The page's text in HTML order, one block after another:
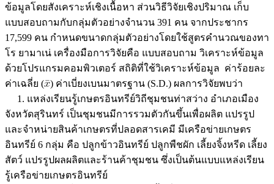
ข้อมูลโดยสังเคราะห์เชิงเนื้อหา ส่วนวิธีวิจัยเชิงปริมาณ เก็บ
แบบสอบถามกับกลุ่มตัวอย่างจำนวน 391 คน จากประชากร
17,599 คน กำหนดขนาดกลุ่มตัวอย่างโดยใช้สูตรคำนวณของทา
โร ยามาเน่ เครื่องมือการวิจัยคือ แบบสอบถาม วิเคราะห์ข้อมูล
ด้วยโปรแกรมคอมพิวเตอร์ สถิติที่ใช้วิเคราะห์ข้อมูล ค่าร้อยละ
ค่าเฉลี่ย ( ) ค่าเบี่ยงเบนมาตรฐาน (S.D.) ผลการวิจัยพบว่า
1. แหล่งเรียนรู้เกษตรอินทรีย์วิถีชุมชนท่าสว่าง อำเภอเมือง
จังหวัดสุรินทร์ เป็นชุมชนมีการรวมตัวกันขึ้นเพื่อผลิต แปรรูป
และจำหน่ายสินค้าเกษตรที่ปลอดสารเคมี มีเครือข่ายเกษตร
อินทรีย์ 6 กลุ่ม คือ ปลูกข้าวอินทรีย์ ปลูกพืชผัก เลี้ยงจิ้งหรีด เลี้ยง
สัตว์ แปรรูปผลผลิตและร้านค้าชุมชน ซึ่งเป็นต้นแบบแหล่งเรียน
รู้เครือข่ายเกษตรอินทรีย์